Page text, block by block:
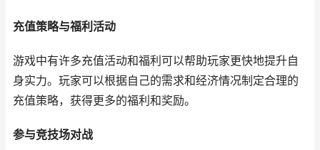
充值策略与福利活动
游戏中有许多充值活动和福利可以帮助玩家更快地提升自
身实力。玩家可以根据自己的需求和经济情况制定合理的
充值策略，获得更多的福利和奖励。
参与竞技场对战